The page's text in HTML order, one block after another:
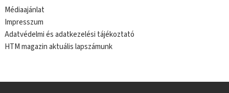
Médiaajánlat
Impresszum
Adatvédelmi és adatkezelési tájékoztató
HTM magazin aktuális lapszámunk